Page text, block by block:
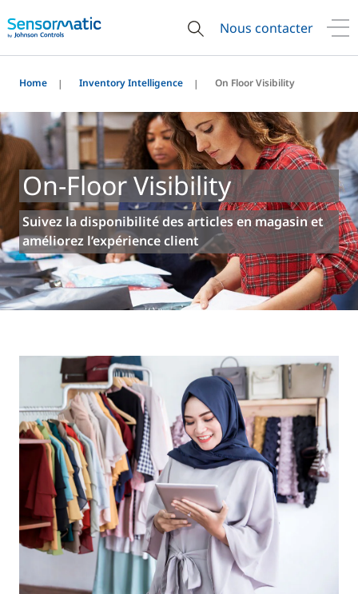
Nous contacter
Home Inventory Intelligence On Floor Visibility
On-Floor Visibility
Suivez la disponibilité des articles en magasin et
améliorez l’expérience client